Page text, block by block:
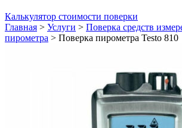
Калькулятор стоимости поверки
Главная > Услуги > Поверка средств
пирометра > Поверка пирометра Testo 810